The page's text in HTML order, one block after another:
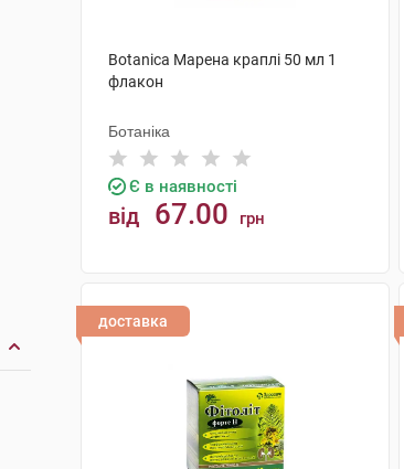
Botanica Марена краплі 50 мл 1
флакон
Ботаніка
Є в наявності
від 67.00 грн
доставка